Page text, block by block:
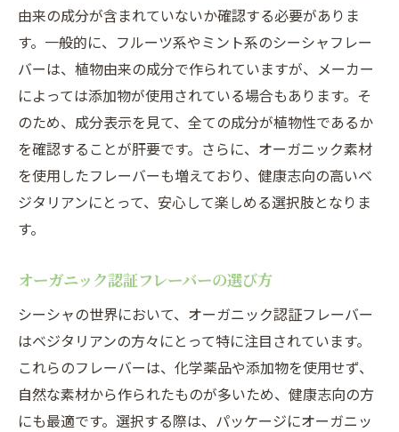
由来の成分が含まれていないか確認する必要がありま
す。一般的に、フルーツ系やミント系のシーシャフレー
バーは、植物由来の成分で作られていますが、メーカー
によっては添加物が使用されている場合もあります。そ
のため、成分表示を見て、全ての成分が植物性であるか
を確認することが肝要です。さらに、オーガニック素材
を使用したフレーバーも増えており、健康志向の高いベ
ジタリアンにとって、安心して楽しめる選択肢となりま
す。
オーガニック認証フレーバーの選び方
シーシャの世界において、オーガニック認証フレーバー
はベジタリアンの方々にとって特に注目されています。
これらのフレーバーは、化学薬品や添加物を使用せず、
自然な素材から作られたものが多いため、健康志向の方
にも最適です。選択する際は、パッケージにオーガニッ